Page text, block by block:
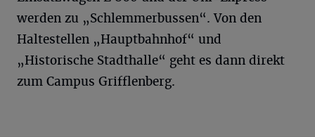
werden zu „Schlemmerbussen“. Von den
Haltestellen „Hauptbahnhof“ und
„Historische Stadthalle“ geht es dann direkt
zum Campus Grifflenberg.